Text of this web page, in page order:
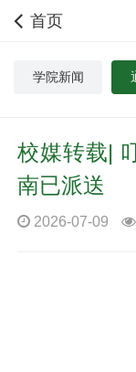
首页
学院新闻
校媒转载|
南已派送
2026-07-09